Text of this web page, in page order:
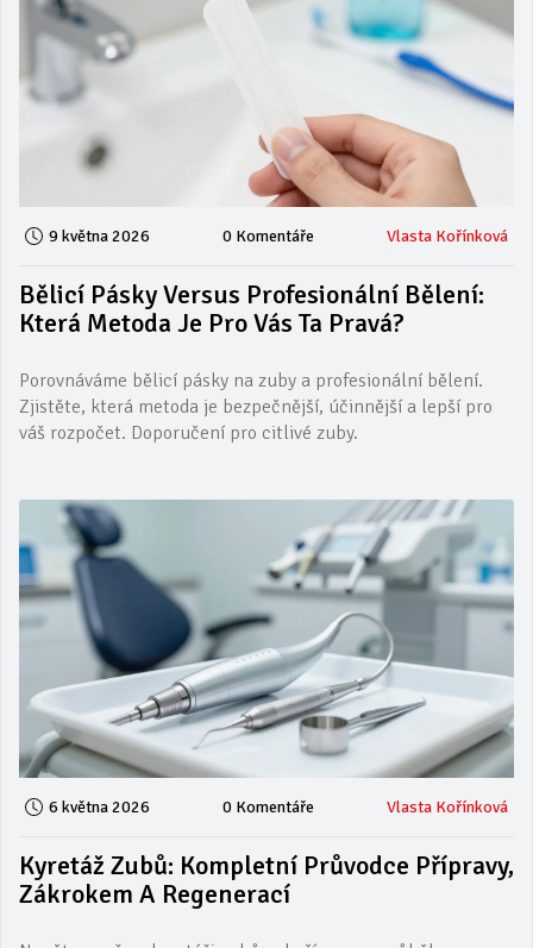
9 května 2026 0 Komentáře Vlasta Kořínková
Bělicí Pásky Versus Profesionální Bělení:
Která Metoda Je Pro Vás Ta Pravá?
Porovnáváme bělicí pásky na zuby a profesionální bělení.
Zjistěte, která metoda je bezpečnější, účinnější a lepší pro
váš rozpočet. Doporučení pro citlivé zuby.
6 května 2026 0 Komentáře Vlasta Kořínková
Kyretáž Zubů: Kompletní Průvodce Přípravy,
Zákrokem A Regenerací